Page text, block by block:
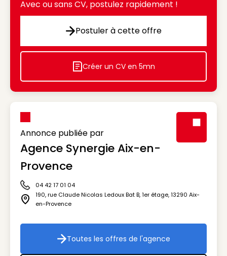
Avec ou sans CV, postulez rapidement !
Postuler à cette offre
Postuler à cette offre
Icon decorative
Créer un CV en 5mn
Annonce publiée par
Agence Synergie Aix-en-
Provence
Icône téléphone
04 42 17 01 04
Icône adresse
190, rue Claude Nicolas Ledoux Bat B, 1er étage,13290 Aix-
en-Provence
Toutes les offres de l'agence
Toutes les offres de l'agence